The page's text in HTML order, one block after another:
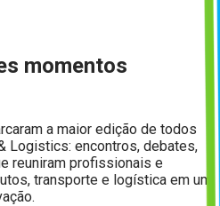
momentos
a maior edição de todos
Logistics: encontros, debates,
reuniram profissionais e
transporte e logística em um